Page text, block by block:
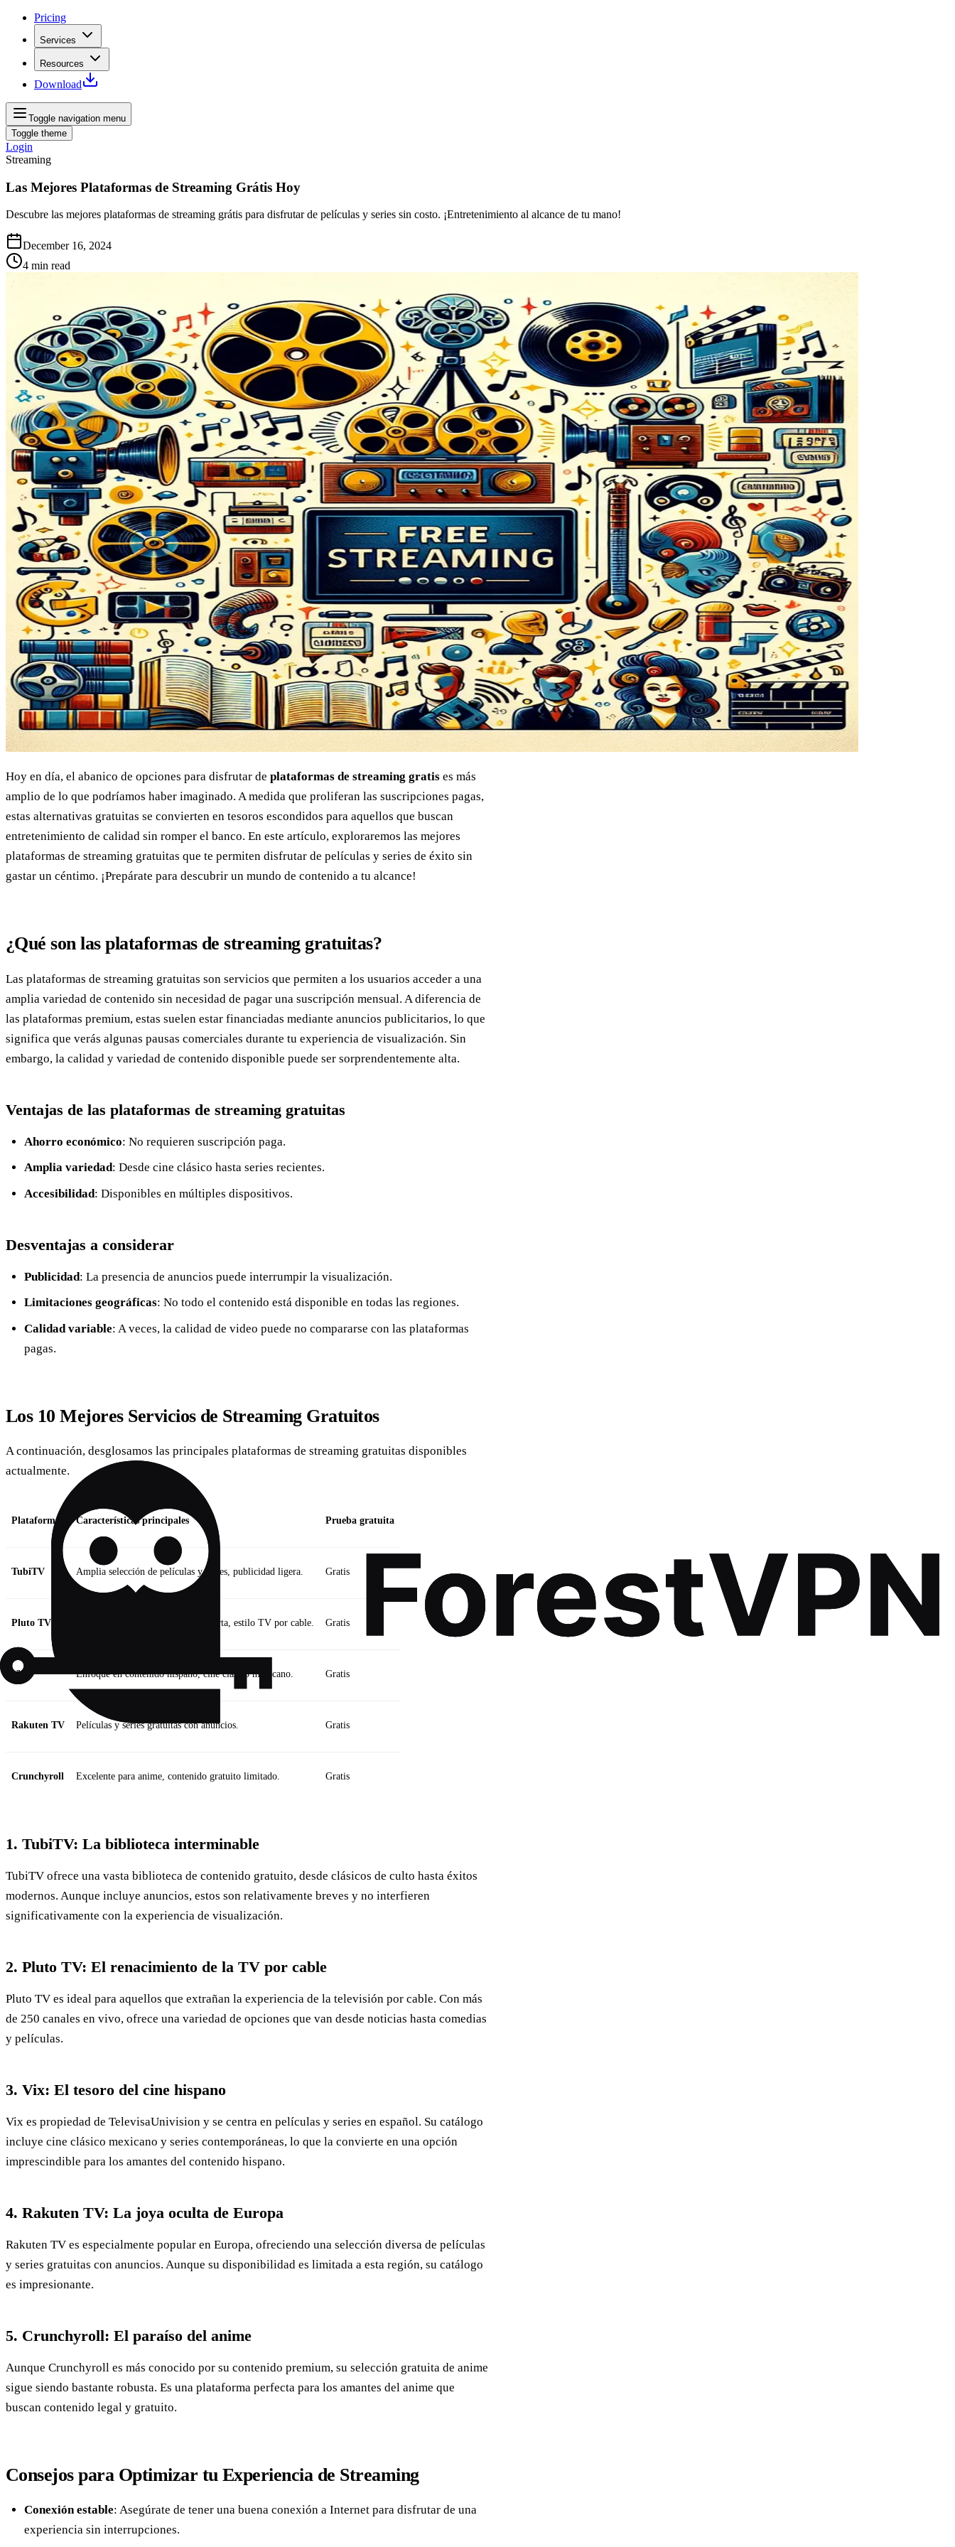
Pricing
Services
Resources
Download
Toggle navigation menu
Toggle theme
Login
Streaming
Las Mejores Plataformas de Streaming Grátis Hoy
Descubre las mejores plataformas de streaming grátis para disfrutar de películas y series sin costo. ¡Entretenimiento al alcance de tu mano!
December 16, 2024
4 min read
Hoy en día, el abanico de opciones para disfrutar de plataformas de streaming gratis es más
amplio de lo que podríamos haber imaginado. A medida que proliferan las suscripciones pagas,
estas alternativas gratuitas se convierten en tesoros escondidos para aquellos que buscan
entretenimiento de calidad sin romper el banco. En este artículo, exploraremos las mejores
plataformas de streaming gratuitas que te permiten disfrutar de películas y series de éxito sin
gastar un céntimo. ¡Prepárate para descubrir un mundo de contenido a tu alcance!
¿Qué son las plataformas de streaming gratuitas?
Las plataformas de streaming gratuitas son servicios que permiten a los usuarios acceder a una
amplia variedad de contenido sin necesidad de pagar una suscripción mensual. A diferencia de
las plataformas premium, estas suelen estar financiadas mediante anuncios publicitarios, lo que
significa que verás algunas pausas comerciales durante tu experiencia de visualización. Sin
embargo, la calidad y variedad de contenido disponible puede ser sorprendentemente alta.
Ventajas de las plataformas de streaming gratuitas
Ahorro económico: No requieren suscripción paga.
Amplia variedad: Desde cine clásico hasta series recientes.
Accesibilidad: Disponibles en múltiples dispositivos.
Desventajas a considerar
Publicidad: La presencia de anuncios puede interrumpir la visualización.
Limitaciones geográficas: No todo el contenido está disponible en todas las regiones.
Calidad variable: A veces, la calidad de video puede no compararse con las plataformas
pagas.
Los 10 Mejores Servicios de Streaming Gratuitos
A continuación, desglosamos las principales plataformas de streaming gratuitas disponibles
actualmente.
Plataforma Características principales Prueba gratuita
TubiTV Amplia selección de películas y series, publicidad ligera. Gratis
Pluto TV Canales en vivo y contenido a la carta, estilo TV por cable. Gratis
Vix Enfoque en contenido hispano, cine clásico mexicano. Gratis
Rakuten TV Películas y series gratuitas con anuncios. Gratis
Crunchyroll Excelente para anime, contenido gratuito limitado. Gratis
1. TubiTV: La biblioteca interminable
TubiTV ofrece una vasta biblioteca de contenido gratuito, desde clásicos de culto hasta éxitos
modernos. Aunque incluye anuncios, estos son relativamente breves y no interfieren
significativamente con la experiencia de visualización.
2. Pluto TV: El renacimiento de la TV por cable
Pluto TV es ideal para aquellos que extrañan la experiencia de la televisión por cable. Con más
de 250 canales en vivo, ofrece una variedad de opciones que van desde noticias hasta comedias
y películas.
3. Vix: El tesoro del cine hispano
Vix es propiedad de TelevisaUnivision y se centra en películas y series en español. Su catálogo
incluye cine clásico mexicano y series contemporáneas, lo que la convierte en una opción
imprescindible para los amantes del contenido hispano.
4. Rakuten TV: La joya oculta de Europa
Rakuten TV es especialmente popular en Europa, ofreciendo una selección diversa de películas
y series gratuitas con anuncios. Aunque su disponibilidad es limitada a esta región, su catálogo
es impresionante.
5. Crunchyroll: El paraíso del anime
Aunque Crunchyroll es más conocido por su contenido premium, su selección gratuita de anime
sigue siendo bastante robusta. Es una plataforma perfecta para los amantes del anime que
buscan contenido legal y gratuito.
Consejos para Optimizar tu Experiencia de Streaming
Conexión estable: Asegúrate de tener una buena conexión a Internet para disfrutar de una
experiencia sin interrupciones.